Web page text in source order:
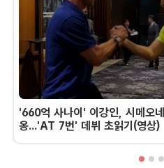
'660억 사나이' 이강인, 시메오
옹...'AT 7번' 데뷔 초읽기(영상)